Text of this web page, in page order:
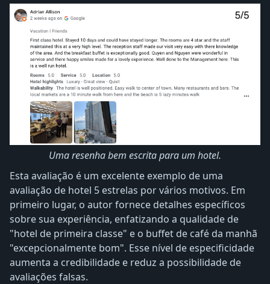
Uma resenha bem escrita para um hotel.
Esta avaliação é um excelente exemplo de uma
avaliação de hotel 5 estrelas por vários motivos. Em
primeiro lugar, o autor fornece detalhes específicos
sobre sua experiência, enfatizando a qualidade de
"hotel de primeira classe" e o buffet de café da manhã
"excepcionalmente bom". Esse nível de especificidade
aumenta a credibilidade e reduz a possibilidade de
avaliações falsas.